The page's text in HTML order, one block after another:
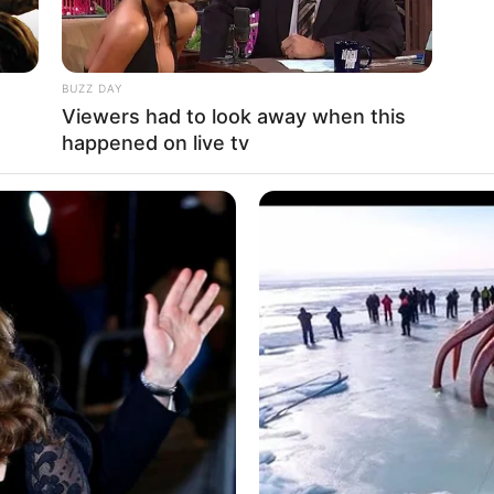
Ciara Brosnan
2011
BUZZ DAY
Viewers had to look away when this
happened on live tv